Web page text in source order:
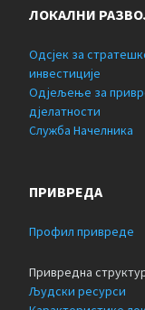
ЛОКАЛНИ
Одсјек за
инвестиције
Одјељење за
дјелатности
Служба Начелника
ПРИВРЕДА
Профил привреде
Привредна
Људски ресурси